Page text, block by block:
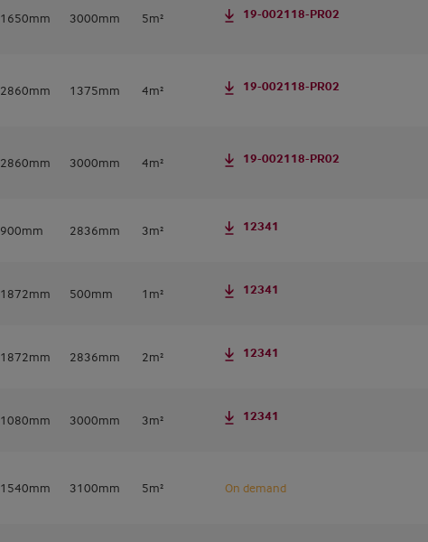
1650mm 3000mm 5m² 19-002118-PR02
2860mm 1375mm 4m² 19-002118-PR02
2860mm 3000mm 4m² 19-002118-PR02
900mm 2836mm 3m² 12341
1872mm 500mm 1m² 12341
1872mm 2836mm 2m² 12341
1080mm 3000mm 3m² 12341
1540mm 3100mm 5m² On demand